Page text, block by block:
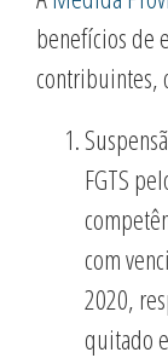
benefícios de
contribuintes,
FGTS
com
2020,
quitado